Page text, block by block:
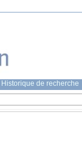
Historique de recherche